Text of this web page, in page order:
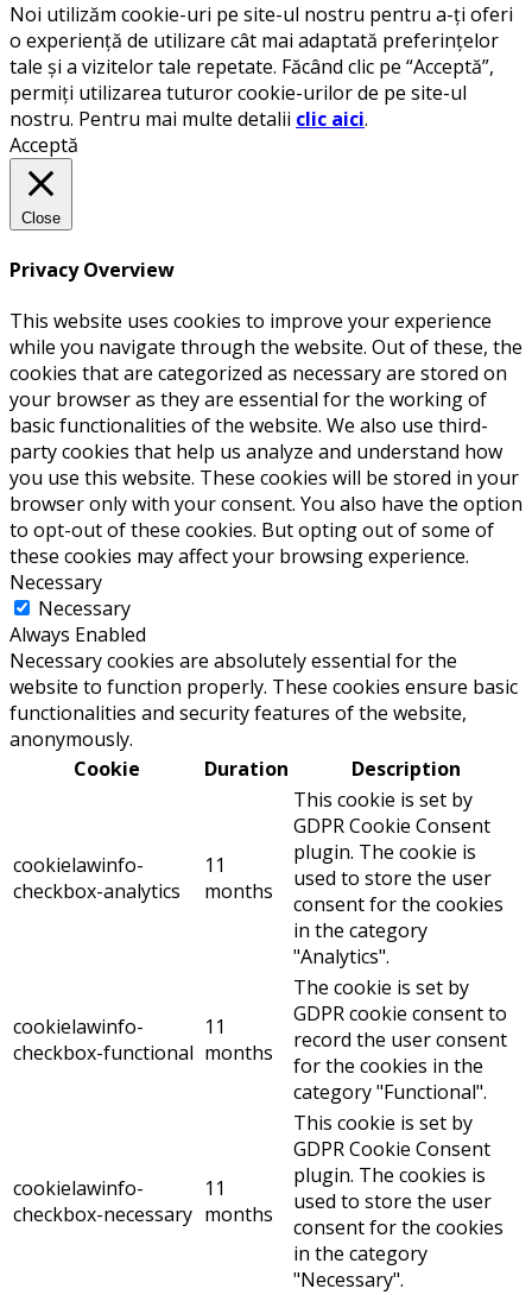
Noi utilizăm cookie-uri pe site-ul nostru pentru a-ți oferi
o experiență de utilizare cât mai adaptată preferințelor
tale și a vizitelor tale repetate. Făcând clic pe “Acceptă”,
permiți utilizarea tuturor cookie-urilor de pe site-ul
nostru. Pentru mai multe detalii clic aici.
Acceptă
Close
Privacy Overview
This website uses cookies to improve your experience
while you navigate through the website. Out of these, the
cookies that are categorized as necessary are stored on
your browser as they are essential for the working of
basic functionalities of the website. We also use third-
party cookies that help us analyze and understand how
you use this website. These cookies will be stored in your
browser only with your consent. You also have the option
to opt-out of these cookies. But opting out of some of
these cookies may affect your browsing experience.
Necessary
Necessary
Always Enabled
Necessary cookies are absolutely essential for the
website to function properly. These cookies ensure basic
functionalities and security features of the website,
anonymously.
Cookie
Duration Description
cookielawinfo-
checkbox-analytics
11
months
This cookie is set by
GDPR Cookie Consent
plugin. The cookie is
used to store the user
consent for the cookies
in the category
"Analytics".
cookielawinfo-
checkbox-functional
11
months
The cookie is set by
GDPR cookie consent to
record the user consent
for the cookies in the
category "Functional".
cookielawinfo-
checkbox-necessary
11
months
This cookie is set by
GDPR Cookie Consent
plugin. The cookies is
used to store the user
consent for the cookies
in the category
"Necessary".